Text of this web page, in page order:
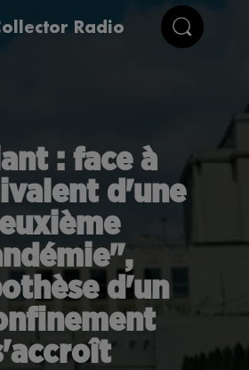
Radio
: face à
d'une
d'un